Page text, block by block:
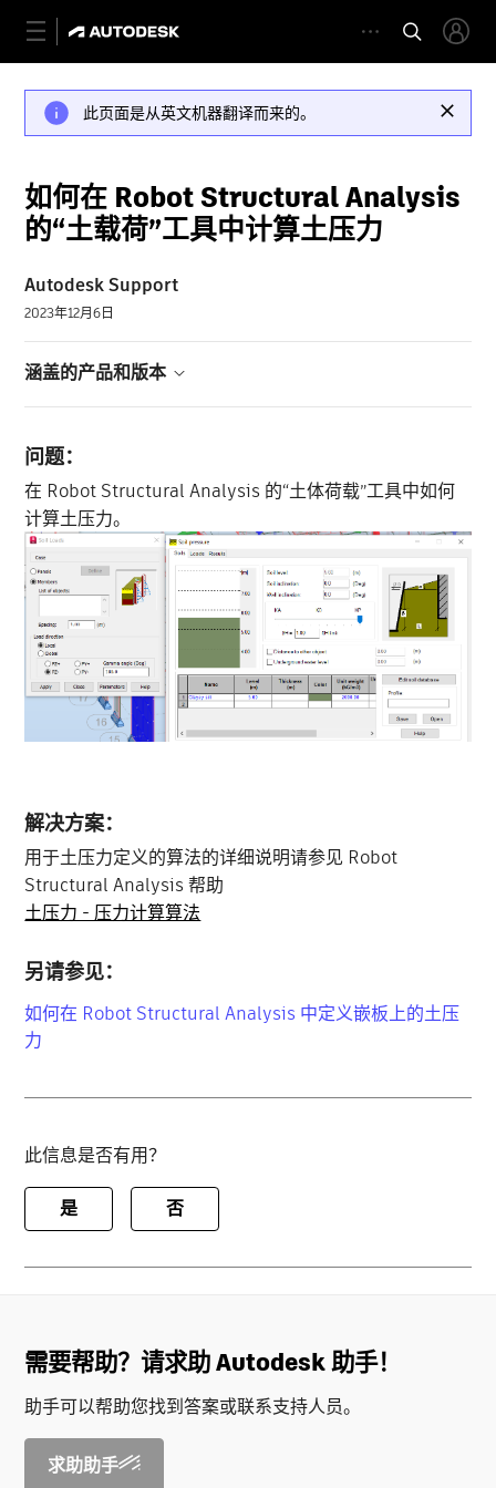
此页面是从英文机器翻译而来的。
如何在 Robot Structural Analysis
的“土载荷”工具中计算土压力
Autodesk Support
2023年12月6日
涵盖的产品和版本
问题：
在 Robot Structural Analysis 的“土体荷载”工具中如何
计算土压力。
解决方案：
用于土压力定义的算法的详细说明请参见 Robot
Structural Analysis 帮助
土压力 - 压力计算算法
另请参见：
如何在 Robot Structural Analysis 中定义嵌板上的土压
力
此信息是否有用？
是 否
需要帮助？请求助 Autodesk 助手！
助手可以帮助您找到答案或联系支持人员。
求助助手